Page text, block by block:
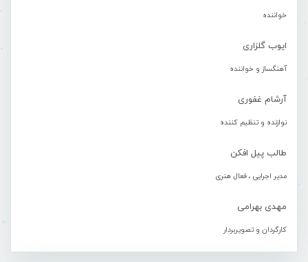
خواننده
ایوب گلزاری
آهنگساز و خواننده
آرشام غفوری
نوازنده و تنظیم کننده
طالب پیل افکن
مدیر اجرایی ، فعال هنری
مهدی بهرامی
کارگردان و تصویربردار